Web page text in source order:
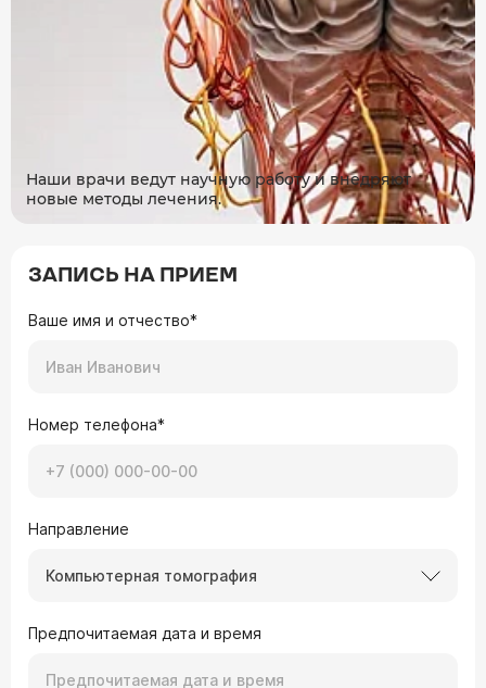
Наши врачи ведут научную работу и внедряют
новые методы лечения.
ЗАПИСЬ НА ПРИЕМ
Ваше имя и отчество*
Номер телефона*
Направление
Компьютерная томография
Предпочитаемая дата и время